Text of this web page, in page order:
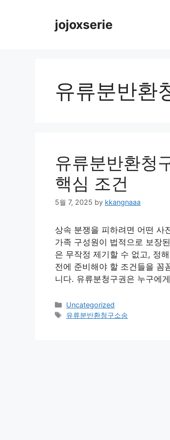
jojoxserie
유류분반환
유류분반환청
핵심 조건
5월 7, 2025 by kkangnaaa
상속 분쟁을 피하려면 어떤 사
가족 구성원이 법적으로 보장
은 무작정 제기할 수 없고, 정
전에 준비해야 할 조건들을 꼼
니다. 유류분청구권은 누구에
Categories
Uncategorized
Tags
유류분반환청구소송